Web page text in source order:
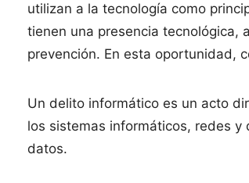
utilizan a la tecnología como
tienen una presencia tecnológica,
prevención. En esta oportunidad,
Un delito informático es un acto
los sistemas informáticos, redes
datos.